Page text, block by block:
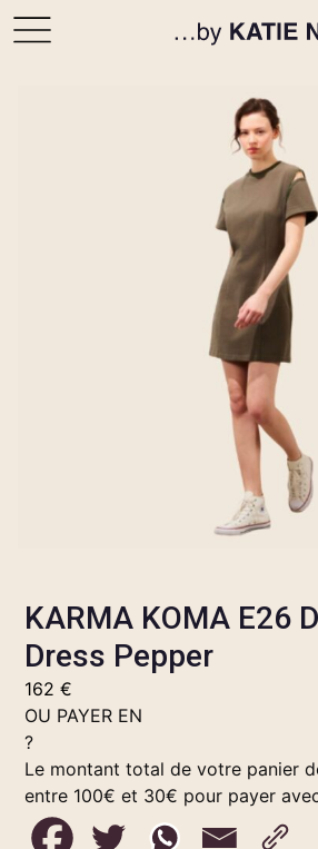
KARMA KOMA E26
Dress Pepper
162€
OU PAYER EN
?
Le montant total de votre panier
entre 100€ et 30€ pour payer